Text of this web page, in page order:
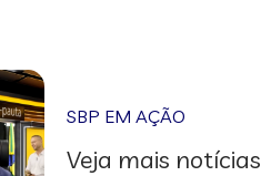
SBP EM AÇÃO
Veja mais notícias